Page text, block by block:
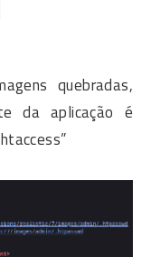
quebradas,
da aplicação é